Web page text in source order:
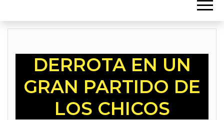
DERROTA EN UN
GRAN PARTIDO DE
LOS CHICOS